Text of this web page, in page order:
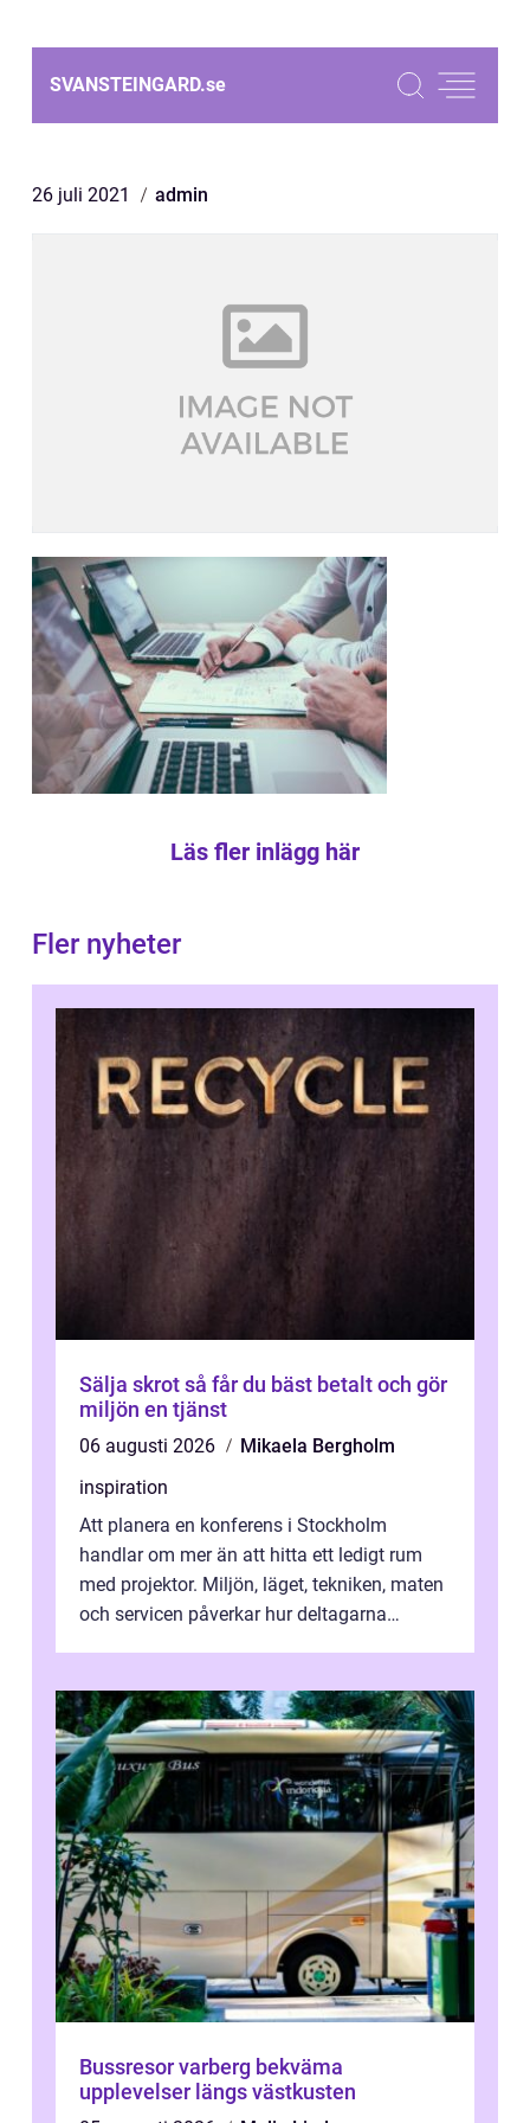
SVANSTEINGARD.se
26 juli 2021 admin
Läs fler inlägg här
Fler nyheter
Sälja skrot så får du bäst betalt och gör
miljön en tjänst
06 augusti 2026
Mikaela Bergholm
inspiration
Att planera en konferens i Stockholm
handlar om mer än att hitta ett ledigt rum
med projektor. Miljön, läget, tekniken, maten
och servicen påverkar hur deltagarna
Bussresor varberg bekväma
upplevelser längs västkusten